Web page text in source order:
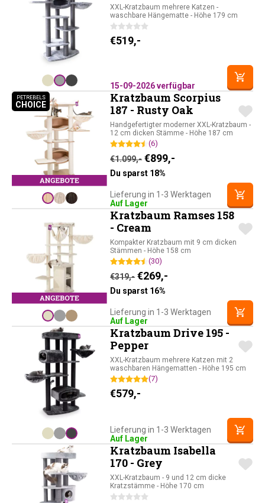
XXL-Kratzbaum mehrere Katzen -
waschbare Hängematte - Höhe 179 cm
€519,-
15-09-2026 verfügbar
PETREBELS
CHOICEPETREBELS CHOICE
Kratzbaum Scorpius
187 - Rusty Oak
Handgefertigter moderner XXL-Kratzbaum -
12 cm dicken Stämme - Höhe 187 cm
(6)
€1.099,- Ursprünglicher Preis
€899,-
Du sparst 18%
Lieferung in 1-3 Werktagen
Auf Lager
Kratzbaum Ramses 158
- Cream
Kompakter Kratzbaum mit 9 cm dicken
Stämmen - Höhe 158 cm
(30)
€319,- Ursprünglicher Preis war:
€269,-
Du sparst 16%
Lieferung in 1-3 Werktagen
Auf Lager
Kratzbaum Drive 195 -
Pepper
XXL-Kratzbaum mehrere Katzen mit 2
waschbaren Hängematten - Höhe 195 cm
(7)
€579,-
Lieferung in 1-3 Werktagen
Auf Lager
Kratzbaum Isabella
170 - Grey
XXL-Kratzbaum - 9 und 12 cm dicke
Kratzstämme - Höhe 170 cm